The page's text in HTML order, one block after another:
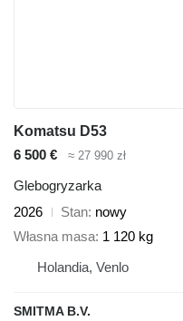
Komatsu D53
6 500 €
≈ 27 990 zł
Glebogryzarka
2026
Stan nowy
Własna masa 1 120 kg
Holandia, Venlo
SMITMA B.V.